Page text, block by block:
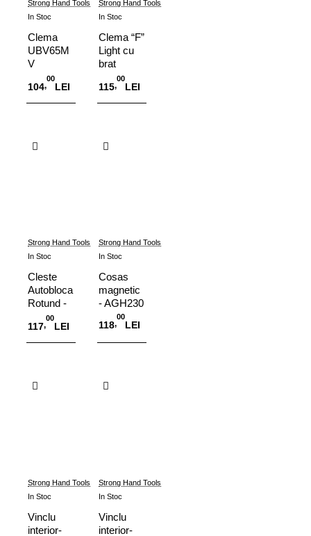
Strong Hand Tools
In Stoc
Clema
UBV65M
V
MagSpring
104,
00
LEI
Strong Hand Tools
In Stoc
Clema “F”
Light cu
brat
reversibil
/
detasabil,
deschidere
115,
00
LEI
Strong Hand Tools
In Stoc
Cleste
Autoblocant
Rotund -
PR115
117,
00
LEI
Strong Hand Tools
In Stoc
Cosas
magnetic
- AGH230
118,
00
LEI
Strong Hand Tools
In Stoc
Vinclu
interior-
Strong Hand Tools
In Stoc
Vinclu
interior-